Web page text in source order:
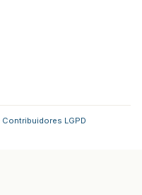
Contribuidores LGPD